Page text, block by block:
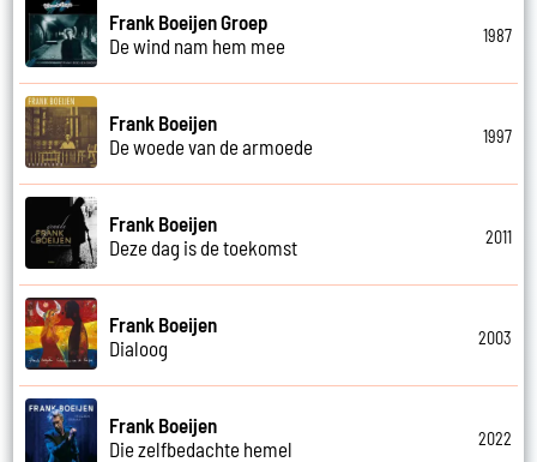
Frank Boeijen Groep
De wind nam hem mee
1987
Frank Boeijen
De woede van de armoede
1997
Frank Boeijen
Deze dag is de toekomst
2011
Frank Boeijen
Dialoog
2003
Frank Boeijen
Die zelfbedachte hemel
2022